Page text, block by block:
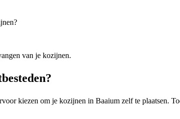
van je kozijnen.
kiezen om je kozijnen in Baaium zelf te plaatsen.